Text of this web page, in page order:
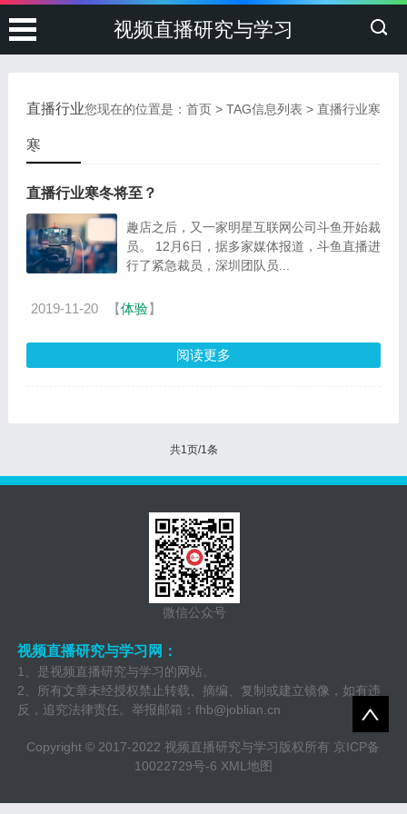
视频直播研究与学习
您现在的位置是：首页 > TAG信息列表 > 直播行业寒
直播行业
寒
直播行业寒冬将至？
趣店之后，又一家明星互联网公司斗鱼开始裁
员。 12月6日，据多家媒体报道，斗鱼直播进
行了紧急裁员，深圳团队员...
2019-11-20 【体验】
阅读更多
共1页/1条
微信公众号
视频直播研究与学习网：
1、是视频直播研究与学习的网站。
2、所有文章未经授权禁止转载、摘编、复制或建立镜像，如有违
反，追究法律责任。举报邮箱： fhb@joblian.cn
Copyright © 2017-2022 视频直播研究与学习版权所有 京ICP备
10022729号-6 XML地图